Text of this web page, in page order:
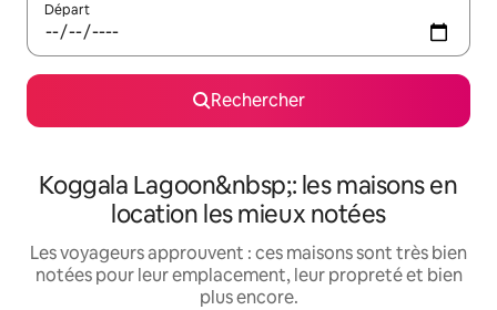
Départ
Rechercher
Koggala Lagoon&nbsp;: les maisons en
location les mieux notées
Les voyageurs approuvent : ces maisons sont très bien
notées pour leur emplacement, leur propreté et bien
plus encore.